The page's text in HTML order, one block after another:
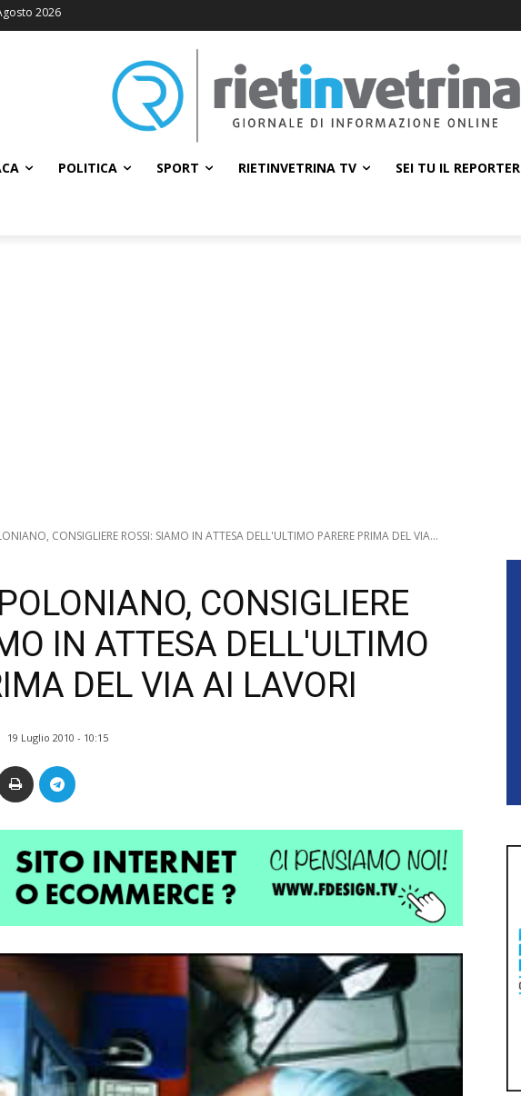
2026
POLITICA SPORT RIETINVETRINA TV SEI TU IL REPORTER
CONSIGLIERE ROSSI: SIAMO IN ATTESA DELL'ULTIMO PARERE PRIMA DEL VIA...
CONSIGLIERE
IN ATTESA DELL'ULTIMO
DEL VIA AI LAVORI
19 Luglio 2010 - 10:15